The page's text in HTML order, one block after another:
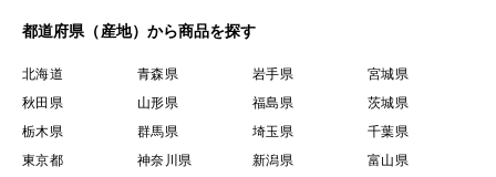
都道府県（産地）から商品を探す
北海道 青森県 岩手県
宮城県
秋田県
山形県 福島県
茨城県
栃木県
群馬県 埼玉県
千葉県
東京都
神奈川県 新潟県
富山県